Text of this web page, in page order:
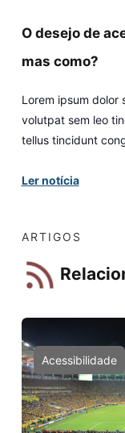
O desejo de
mas como?
Lorem ipsum dolor
volutpat sem leo
tellus tincidunt
Ler notícia
ARTIGOS
Acessibilidade